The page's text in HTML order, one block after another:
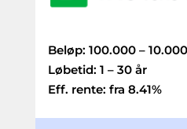
Beløp: 100.000 –
Løbetid: 1 – 30 år
Eff. rente: fra 8.41%